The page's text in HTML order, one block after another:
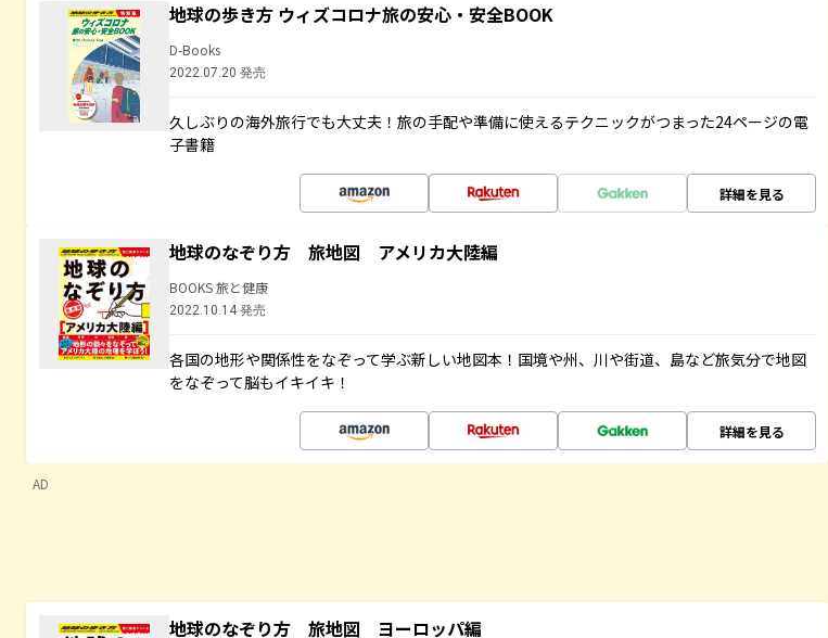
地球の歩き方 ウィズコロナ旅の安心・安全BOOK
D-Books
2022.07.20 発売
久しぶりの海外旅行でも大丈夫！旅の手配や準備に使えるテクニックがつまった24ページの電
子書籍
詳細を見る
地球のなぞり方 旅地図 アメリカ大陸編
BOOKS 旅と健康
2022.10.14 発売
各国の地形や関係性をなぞって学ぶ新しい地図本！国境や州、川や街道、島など旅気分で地図
をなぞって脳もイキイキ！
詳細を見る
AD
地球のなぞり方 旅地図 ヨーロッパ編